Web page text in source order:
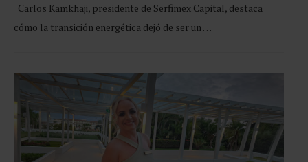
Carlos Kamkhaji, presidente de Serfimex Capital, destaca
cómo la transición energética dejó de ser un …